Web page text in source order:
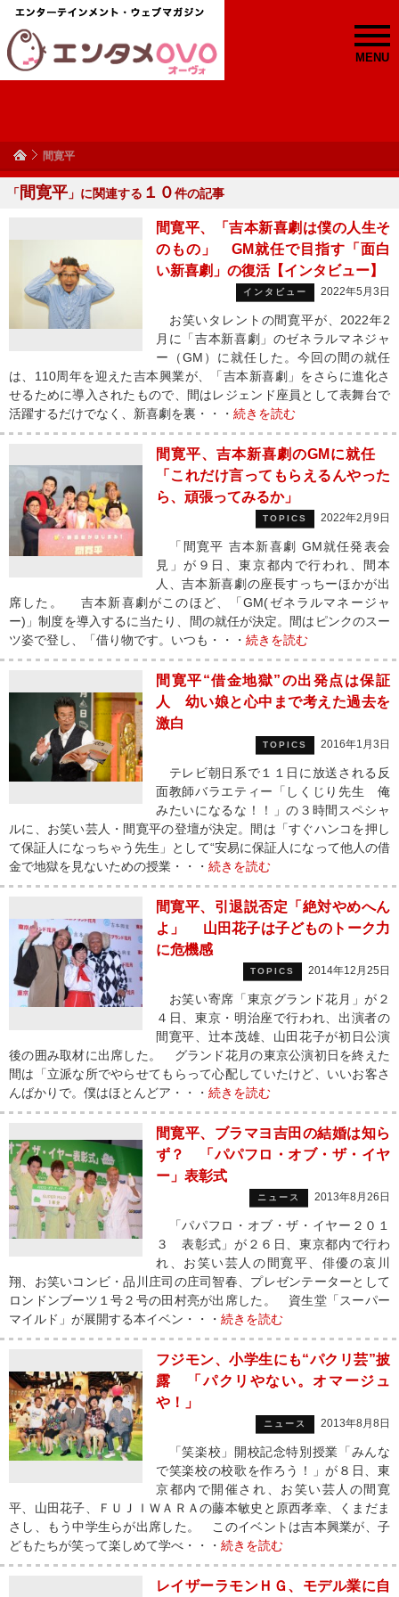
MENU
間寛平
「 間寛平 」に関連する １０件の記事
間寛平、「吉本新喜劇は僕の人生そ
のもの」 GM就任で目指す「面白
い新喜劇」の復活【インタビュー】
インタビュー 2022年5月3日
お笑いタレントの間寛平が、2022年2
月に「吉本新喜劇」のゼネラルマネジャ
ー（GM）に就任した。今回の間の就任
は、110周年を迎えた吉本興業が、「吉本新喜劇」をさらに進化さ
せるために導入されたもので、間はレジェンド座員として表舞台で
活躍するだけでなく、新喜劇を裏・・・ 続きを読む
間寛平、吉本新喜劇のGMに就任
「これだけ言ってもらえるんやった
ら、頑張ってみるか」
TOPICS 2022年2月9日
「間寛平 吉本新喜劇 GM就任発表会
見」が９日、東京都内で行われ、間本
人、吉本新喜劇の座長すっちーほかが出
席した。 吉本新喜劇がこのほど、「GM(ゼネラルマネージャ
ー)」制度を導入するに当たり、間の就任が決定。間はピンクのスー
ツ姿で登し、「借り物です。いつも・・・ 続きを読む
間寛平“借金地獄”の出発点は保証
人 幼い娘と心中まで考えた過去を
激白
TOPICS 2016年1月3日
テレビ朝日系で１１日に放送される反
面教師バラエティー「しくじり先生 俺
みたいになるな！！」の３時間スペシャ
ルに、お笑い芸人・間寛平の登壇が決定。間は「すぐハンコを押し
て保証人になっちゃう先生」として“安易に保証人になって他人の借
金で地獄を見ないための授業・・・ 続きを読む
間寛平、引退説否定「絶対やめへん
よ」 山田花子は子どものトーク力
に危機感
TOPICS 2014年12月25日
お笑い寄席「東京グランド花月」が２
４日、東京・明治座で行われ、出演者の
間寛平、辻本茂雄、山田花子が初日公演
後の囲み取材に出席した。 グランド花月の東京公演初日を終えた
間は「立派な所でやらせてもらって心配していたけど、いいお客さ
んばかりで。僕はほとんどア・・・ 続きを読む
間寛平、ブラマヨ吉田の結婚は知ら
ず？ 「パパフロ・オブ・ザ・イヤ
ー」表彰式
ニュース 2013年8月26日
「パパフロ・オブ・ザ・イヤー２０１
３ 表彰式」が２６日、東京都内で行わ
れ、お笑い芸人の間寛平、俳優の哀川
翔、お笑いコンビ・品川庄司の庄司智春、プレゼンテーターとして
ロンドンブーツ１号２号の田村亮が出席した。 資生堂「スーパー
マイルド」が展開する本イベン・・・ 続きを読む
フジモン、小学生にも“パクリ芸”披
露 「パクリやない。オマージュ
や！」
ニュース 2013年8月8日
「笑楽校」開校記念特別授業「みんな
で笑楽校の校歌を作ろう！」が８日、東
京都内で開催され、お笑い芸人の間寛
平、山田花子、ＦＵＪＩＷＡＲＡの藤本敏史と原西孝幸、くまだま
さし、もう中学生らが出席した。 このイベントは吉本興業が、子
どもたちが笑って楽しめて学べ・・・ 続きを読む
レイザーラモンＨＧ、モデル業に自